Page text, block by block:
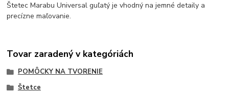
Štetec Marabu Universal guľatý je vhodný na jemné detaily a
precízne maľovanie.
Tovar zaradený v kategóriách
POMÔCKY NA TVORENIE
Štetce